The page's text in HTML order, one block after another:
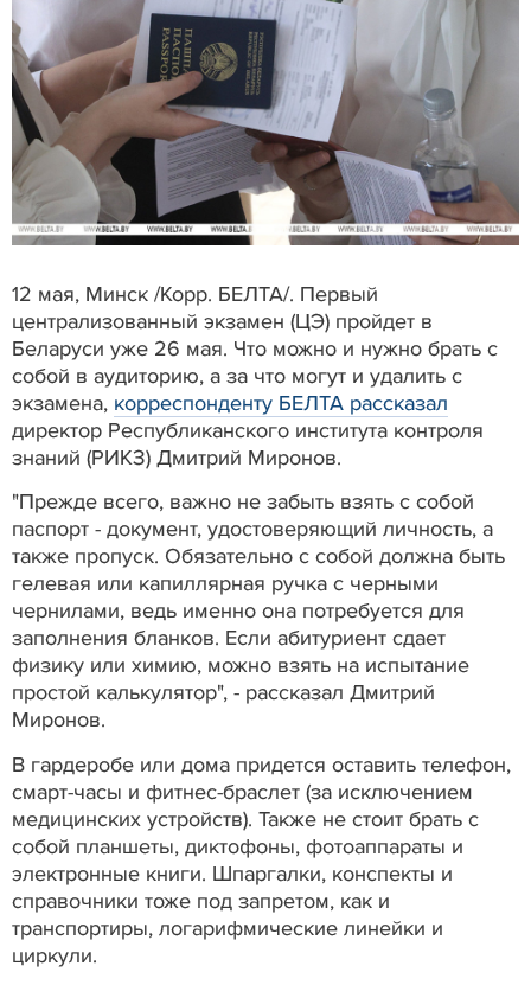
12 мая, Минск /Корр. БЕЛТА/. Первый
централизованный экзамен (ЦЭ) пройдет в
Беларуси уже 26 мая. Что можно и нужно брать с
собой в аудиторию, а за что могут и удалить с
экзамена, корреспонденту БЕЛТА рассказал
директор Республиканского института контроля
знаний (РИКЗ) Дмитрий Миронов.
"Прежде всего, важно не забыть взять с собой
паспорт - документ, удостоверяющий личность, а
также пропуск. Обязательно с собой должна быть
гелевая или капиллярная ручка с черными
чернилами, ведь именно она потребуется для
заполнения бланков. Если абитуриент сдает
физику или химию, можно взять на испытание
простой калькулятор", - рассказал Дмитрий
Миронов.
В гардеробе или дома придется оставить телефон,
смарт-часы и фитнес-браслет (за исключением
медицинских устройств). Также не стоит брать с
собой планшеты, диктофоны, фотоаппараты и
электронные книги. Шпаргалки, конспекты и
справочники тоже под запретом, как и
транспортиры, логарифмические линейки и
циркули.